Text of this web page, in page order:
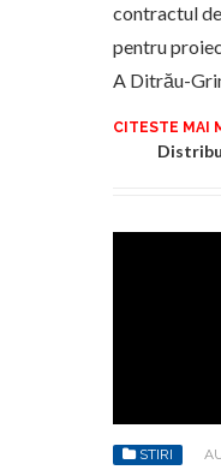
contractul
pentru
A Ditrău-
CITESTE MAI
STIRI